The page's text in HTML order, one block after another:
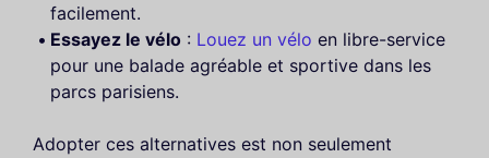
facilement.
Essayez le vélo : Louez un vélo en libre-service
pour une balade agréable et sportive dans les
parcs parisiens.
Adopter ces alternatives est non seulement